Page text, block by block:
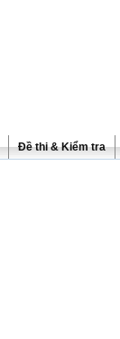
Đề thi & Kiểm tra